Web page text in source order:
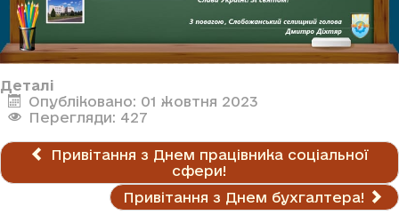
Деталі
Опубліковано: 01 жовтня 2023
Перегляди: 427
Привітання з Днем працівника соціальної
сфери!
Привітання з Днем бухгалтера!